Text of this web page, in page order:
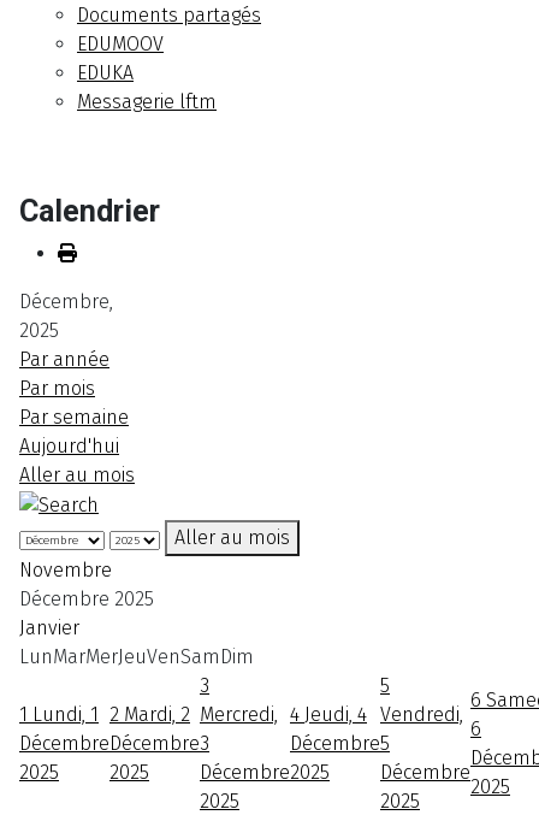
Documents partagés
EDUMOOV
EDUKA
Messagerie lftm
Calendrier
Décembre,
2025
Par année
Par mois
Par semaine
Aujourd'hui
Aller au mois
Aller au mois
Novembre
Décembre 2025
Janvier
LunMarMerJeuVenSam Dim
1 Lundi, 1
Décembre
2025
2 Mardi, 2
Décembre
2025
3
Mercredi,
3
Décembre
2025
4 Jeudi, 4
Décembre
2025
5
Vendredi,
5
Décembre
2025
6
6
2025